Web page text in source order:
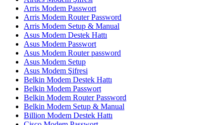
Arris Modem Passwort
Arris Modem Router Password
Arris Modem Setup & Manual
Asus Modem Destek Hattı
Asus Modem Passwort
Asus Modem Router password
Asus Modem Setup
Asus Modem Şifresi
Belkin Modem Destek Hattı
Belkin Modem Passwort
Belkin Modem Router Password
Belkin Modem Setup & Manual
Billion Modem Destek Hattı